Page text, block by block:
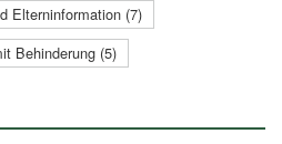
Elterninformation (7)
Behinderung (5)